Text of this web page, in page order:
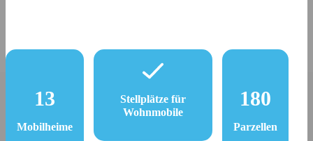
13
Mobilheime
Stellplätze für
Wohnmobile
180
Parzellen